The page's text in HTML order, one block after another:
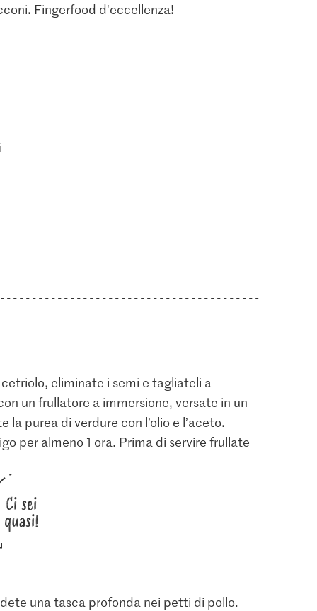
Fingerfood d'eccellenza!
eliminate i semi e tagliateli a
un frullatore a immersione, versate in un
purea di verdure con l’olio e l’aceto.
per almeno 1 ora. Prima di servire frullate
Ci sei
quasi!
una tasca profonda nei petti di pollo.